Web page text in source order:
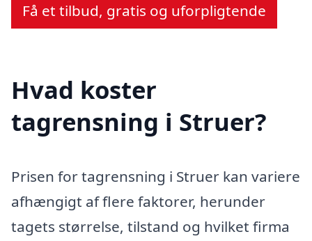
Få et tilbud, gratis og uforpligtende
Hvad koster
tagrensning i Struer?
Prisen for tagrensning i Struer kan variere
afhængigt af flere faktorer, herunder
tagets størrelse, tilstand og hvilket firma